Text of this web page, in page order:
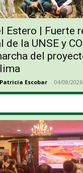
Estero | Fuerte
la UNSE y
del
Patricia Escobar - 04/08/2026